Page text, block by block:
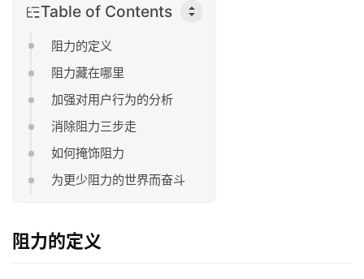
Table of Contents
阻力的定义
阻力藏在哪里
加强对用户行为的分析
消除阻力三步走
如何掩饰阻力
为更少阻力的世界而奋斗
阻力的定义